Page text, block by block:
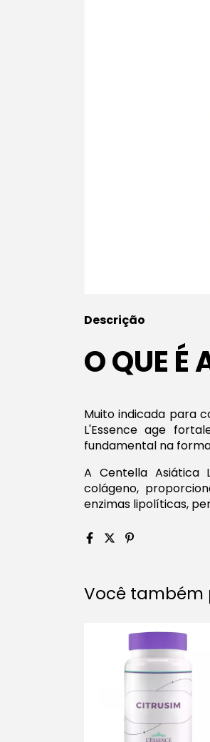
Descrição
O QUE É
Muito indicada para
L'Essence age
fundamental na
A Centella Asiática
colágeno,
enzimas lipolíticas,
Você também